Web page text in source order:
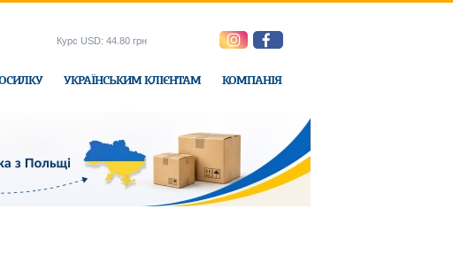
УКРАЇНСЬКИМ КЛІЄНТАМ КОМПАНІЯ
Курс USD: 44.80 грн
Ukraine-Express